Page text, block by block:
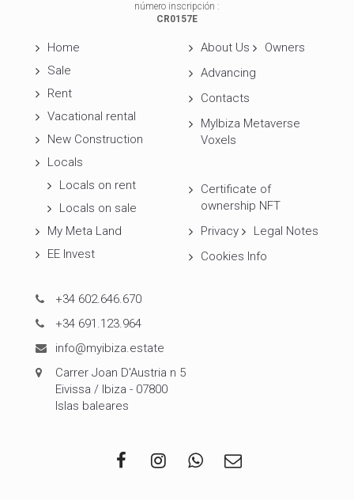
número inscripción :
CR0157E
Home
Sale
Rent
Vacational rental
New Construction
Locals
Locals on rent
Locals on sale
My Meta Land
EE Invest
About Us
Owners
Advancing
Contacts
MyIbiza Metaverse
Voxels
Certificate of
ownership NFT
Privacy
Legal Notes
Cookies Info
+34 602.646.670
+34 691.123.964
info@myibiza.estate
Carrer Joan D'Austria n 5
Eivissa / Ibiza - 07800
Islas baleares